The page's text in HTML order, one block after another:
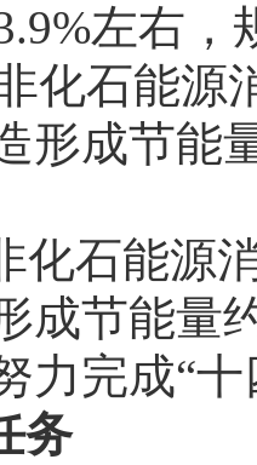
左右
化石能源
形成节能
化石能源
成节能量
力完成“
务